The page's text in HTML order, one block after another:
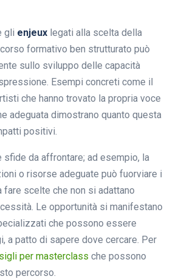
gli enjeux legati alla scelta della
formativo ben strutturato può
sullo sviluppo delle capacità
Esempi concreti come il
che hanno trovato la propria voce
adeguata dimostrano quanto questa
positivi.
sfide da affrontare; ad esempio, la
o risorse adeguate può fuorviare i
fare scelte che non si adattano
Le opportunità si manifestano
che possono essere
a patto di sapere dove cercare. Per
per masterclass che possono
percorso.